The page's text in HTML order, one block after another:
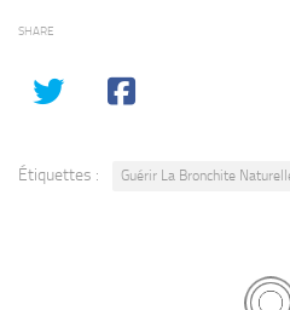
SHARE
Étiquettes : Guérir La Bronchite